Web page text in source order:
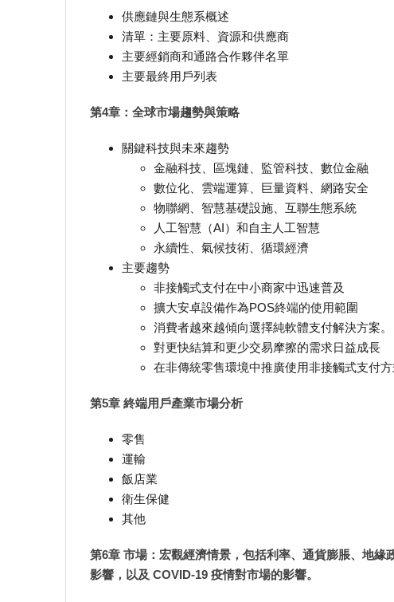
供應鏈與生態系概述
清單：主要原料、資源和供應商
主要經銷商和通路合作夥伴名單
主要最終用戶列表
第4章：全球市場趨勢與策略
關鍵科技與未來趨勢
金融科技、區塊鏈、監管科技、數位金融
數位化、雲端運算、巨量資料、網路安全
物聯網、智慧基礎設施、互聯生態系統
人工智慧（AI）和自主人工智慧
永續性、氣候技術、循環經濟
主要趨勢
非接觸式支付在中小商家中迅速普及
擴大安卓設備作為POS終端的使用範圍
消費者越來越傾向選擇純軟體支付解決方案。
對更快結算和更少交易摩擦的需求日益成長
在非傳統零售環境中推廣使用非接觸式支付方
第5章 終端用戶產業市場分析
零售
運輸
飯店業
衛生保健
其他
第6章 市場：宏觀經濟情景，包括利率、通貨膨脹、地
影響，以及 COVID-19 疫情對市場的影響。